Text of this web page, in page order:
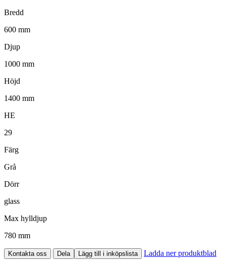
Bredd
600 mm
Djup
1000 mm
Höjd
1400 mm
HE
29
Färg
Grå
Dörr
glass
Max hylldjup
780 mm
Kontakta oss Dela Lägg till i inköpslista Ladda ner produktblad